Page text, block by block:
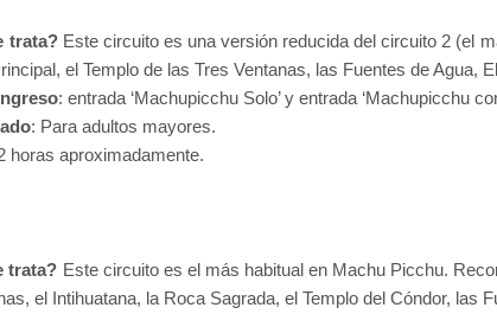
trata?Este circuito es una versión reducida del circuito 2 (el
el Templo de las Tres Ventanas, las Fuentes de Agua,
: entrada ‘Machupicchu Solo’ y entrada ‘Machupicchu
: Para adultos mayores.
horas aproximadamente.
trata? Este circuito es el más habitual en Machu Picchu.
el Intihuatana, la Roca Sagrada, el Templo del Cóndor,